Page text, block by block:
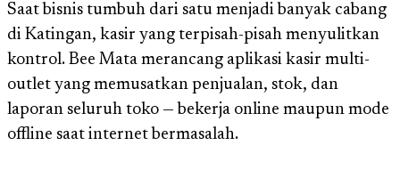
Saat bisnis tumbuh dari satu menjadi banyak cabang
di Katingan, kasir yang terpisah-pisah menyulitkan
kontrol. Bee Mata merancang aplikasi kasir multi-
outlet yang memusatkan penjualan, stok, dan
laporan seluruh toko — bekerja online maupun mode
offline saat internet bermasalah.